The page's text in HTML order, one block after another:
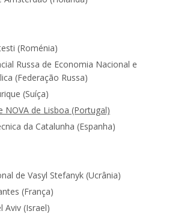
(Roménia)
Russa de Economia Nacional e
(Federação Russa)
(Suíça)
NOVA de Lisboa (Portugal)
da Catalunha (Espanha)
de Vasyl Stefanyk (Ucrânia)
(França)
Aviv (Israel)